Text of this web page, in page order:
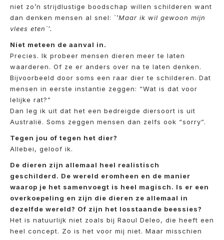
niet zo’n strijdlustige boodschap willen schilderen want
dan denken mensen al snel: `’Maar ik wil gewoon mijn
vlees eten`’.
Niet meteen de aanval in.
Precies. Ik probeer mensen dieren meer te laten
waarderen. Of ze er anders over na te laten denken.
Bijvoorbeeld door soms een raar dier te schilderen. Dat
mensen in eerste instantie zeggen: “Wat is dat voor
lelijke rat?”
Dan leg ik uit dat het een bedreigde diersoort is uit
Australië. Soms zeggen mensen dan zelfs ook “sorry”.
Tegen jou of tegen het dier?
Allebei, geloof ik.
De dieren zijn allemaal heel realistisch
geschilderd. De wereld eromheen en de manier
waarop je het samenvoegt is heel magisch. Is er een
overkoepeling en zijn die dieren ze allemaal in
dezelfde wereld? Of zijn het losstaande beessies?
Het is natuurlijk niet zoals bij Raoul Deleo, die heeft een
heel concept. Zo is het voor mij niet. Maar misschien